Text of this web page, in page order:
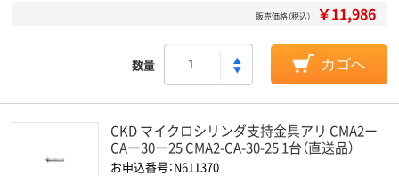
販売価格（税込） ￥11,986
数量 カゴへ
CKD マイクロシリンダ支持金具アリ CMA2ー
CAー30ー25 CMA2-CA-30-25 1台（直送品）
お申込番号：N611370